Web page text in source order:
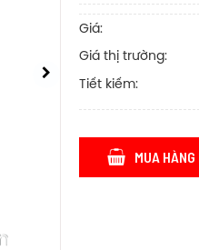
Giá:
Giá thị trường:
Tiết kiếm:
MUA HÀNG